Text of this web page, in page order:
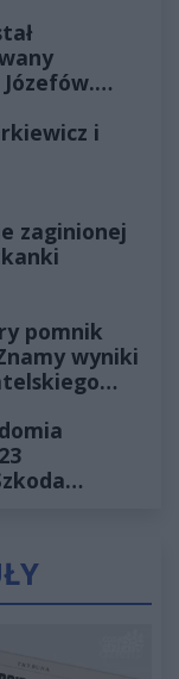
i
zaginionej
pomnik
wyniki